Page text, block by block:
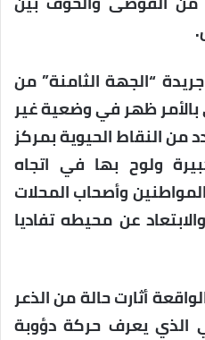
“الجهة الثامنة” من
بالأمر ظهر في وضعية غير
من النقاط الحيوية بمركز
ولوح بها في اتجاه
وأصحاب المحلات
عن محيطه تفاديا
أثارت حالة من الذعر
الذي يعرف حركة دؤوبة